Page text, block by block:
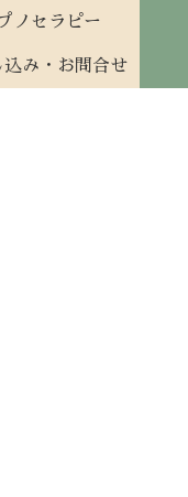
ノセラピー
込み・お問合せ